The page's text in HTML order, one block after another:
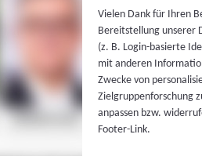
Vielen Dank für Ihren
Bereitstellung unserer
(z. B. Login-basierte
mit anderen
Zwecke von
Zielgruppenforschung
anpassen bzw.
Footer-Link.